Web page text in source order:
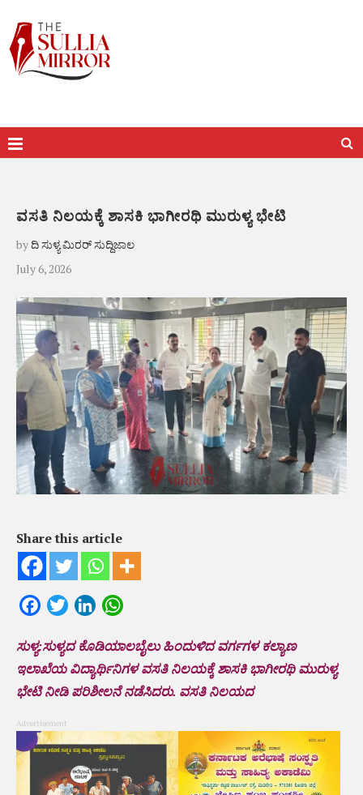
ವಸತಿ ನಿಲಯಕ್ಕೆ ಶಾಸಕಿ ಭಾಗೀರಥಿ ಮುರುಳ್ಯ ಭೇಟಿ
byದಿ ಸುಳ್ಯ ಮಿರರ್ ಸುದ್ದಿಜಾಲ
July 6, 2026
Share this article
FacebookTwitterLinkedIn
ಸುಳ್ಯ:ಸುಳ್ಯದ‌ ಕೊಡಿಯಾಲಬೈಲು ಹಿಂದುಳಿದ ವರ್ಗಗಳ ಕಲ್ಯಾಣ
ಇಲಾಖೆಯ ವಿದ್ಯಾರ್ಥಿನಿಗಳ ವಸತಿ ನಿಲಯಕ್ಕೆ ಶಾಸಕಿ ಭಾಗೀರಥಿ ಮುರುಳ್ಯ
ಭೇಟಿ ನೀಡಿ ಪರಿಶೀಲನೆ ನಡೆಸಿದರು. ವಸತಿ ನಿಲಯದ
Advertisement